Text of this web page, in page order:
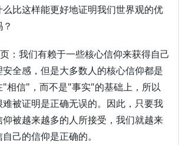
么比这样能更好地证明我们世界观的优
：我们有赖于一些核心信仰来获得自己
安全感，但是大多数人的核心信仰都是
"相信"，而不是"事实"的基础上，所以
难被证明是正确无误的。因此，只要我
仰被越来越多的人所接受，我们就越来
己的信仰是正确的。